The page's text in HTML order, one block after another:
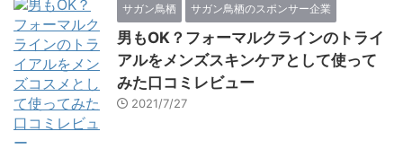
サガン鳥栖 サガン鳥栖のスポンサー企業
男もOK？フォーマルクラインのトライ
アルをメンズスキンケアとして使って
みた口コミレビュー
2021/7/27